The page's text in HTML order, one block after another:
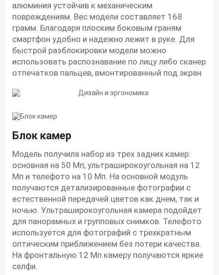
алюминия устойчив к механическим
повреждениям. Вес модели составляет 168
грамм. Благодаря плоским боковым граням
смартфон удобно и надежно лежит в руке. Для
быстрой разблокировки модели можно
использовать распознавание по лицу либо сканер
отпечатков пальцев, вмонтированный под экран.
Блок камер
Модель получила набор из трех задних камер:
основная на 50 Мп, ультраширокоугольная на 12
Мп и телефото на 10 Мп. На основной модуль
получаются детализированные фотографии с
естественной передачей цветов как днем, так и
ночью. Ультраширокоугольная камера подойдет
для панорамных и групповых снимков. Телефото
используется для фотографий с трехкратным
оптическим приближением без потери качества.
На фронтальную 12 Мп камеру получаются яркие
селфи.